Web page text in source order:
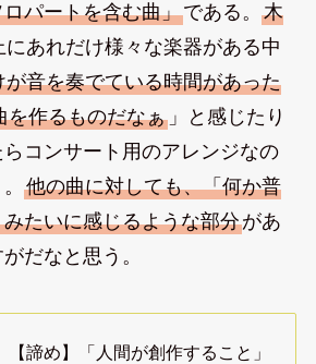
パートを含む曲」である。 木
あれだけ様々な楽器がある中
が音を奏でている時間があった
を作るものだなぁ」と感じたり
コンサート用のアレンジなの
他の曲に対しても、「何か普
たいに感じるような部分があ
だなと思う。
【諦め】「人間が創作すること」